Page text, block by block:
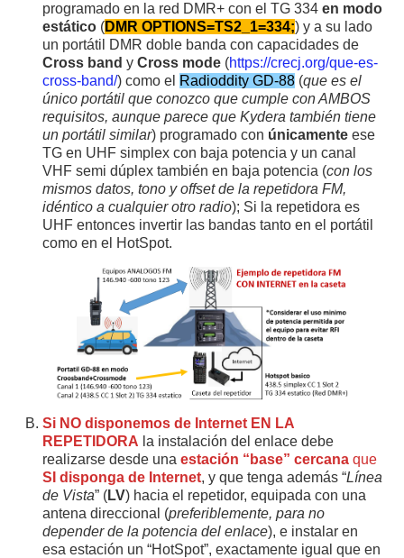
programado en la red DMR+ con el TG 334en modo
estático (DMR OPTIONS=TS2_1=334;) y a su lado
un portátil DMR doble banda con capacidades de
Cross band yCross mode (https://crecj.org/que-es-
cross-band/) como el Radioddity GD-88 (que es el
único portátil que conozco que cumple con AMBOS
requisitos, aunque parece que Kydera también tiene
un portátil similar) programado con únicamente ese
TG en UHF simplex con baja potencia y un canal
VHF semi dúplex también en baja potencia (con los
mismos datos, tono y offset de la repetidora FM,
idéntico a cualquier otro radio); Si la repetidora es
UHF entonces invertir las bandas tanto en el portátil
como en el HotSpot.
Si NO disponemos de Internet EN LA
REPETIDORA la instalación del enlace debe
realizarse desde unaestación “base” cercanaque
SI disponga de Internet, y que tenga además “Línea
de Vista” (LV) hacia el repetidor, equipada con una
antena direccional (preferiblemente, para no
depender de la potencia del enlace), e instalar en
esa estación un “HotSpot”, exactamente igual que en